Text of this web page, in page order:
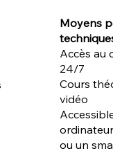
Moyens
Accès au
24/7
Cours
vidéo
ou un